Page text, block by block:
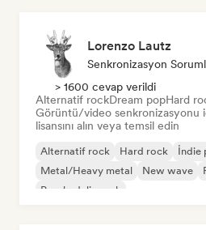
Lorenzo Lautz
Senkronizasyon
> 1600 cevap verildi
Alternatif rockDream popHard
Görüntü/video senkronizasyonu
lisansını alın veya temsil edin
Alternatif rock Hard rock İndie
Metal/Heavy metal
New wave
Psychedelic rock